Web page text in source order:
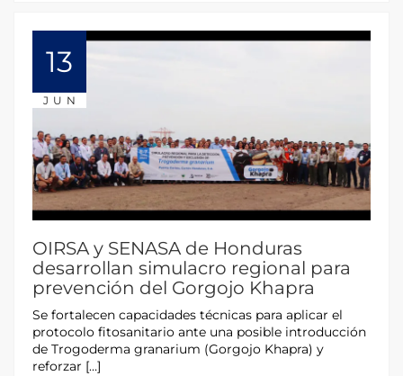
13
JUN
OIRSA y SENASA de Honduras
desarrollan simulacro regional para
prevención del Gorgojo Khapra
Se fortalecen capacidades técnicas para aplicar el
protocolo fitosanitario ante una posible introducción
de Trogoderma granarium (Gorgojo Khapra) y
reforzar […]